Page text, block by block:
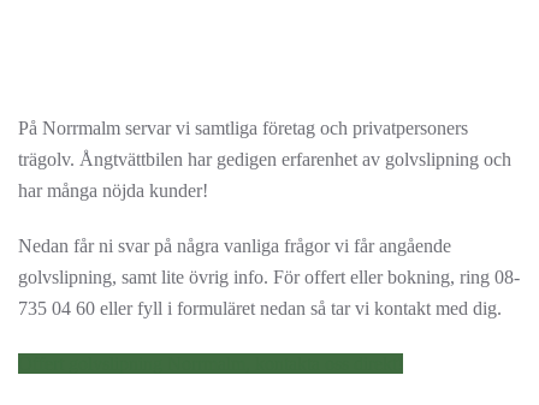
På Norrmalm servar vi samtliga företag och privatpersoners
trägolv. Ångtvättbilen har gedigen erfarenhet av golvslipning och
har många nöjda kunder!
Nedan får ni svar på några vanliga frågor vi får angående
golvslipning, samt lite övrig info. För offert eller bokning, ring 08-
735 04 60 eller fyll i formuläret nedan så tar vi kontakt med dig.